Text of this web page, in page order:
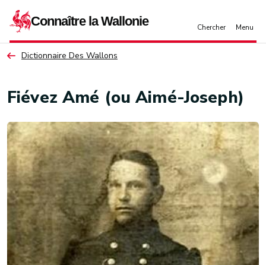
Dictionnaire Des Wallons
Fiévez Amé (ou Aimé-Joseph)